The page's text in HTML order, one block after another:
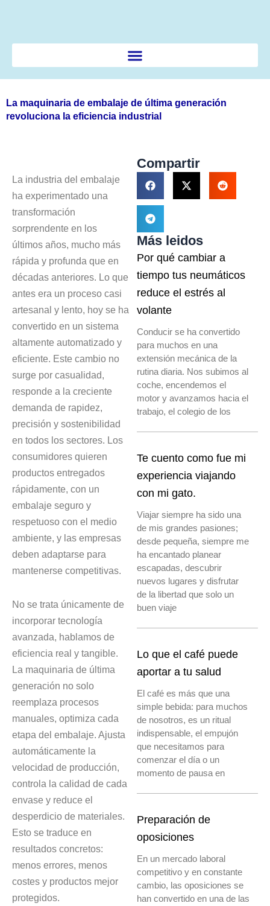
La maquinaria de embalaje de última generación
revoluciona la eficiencia industrial
La industria del embalaje
ha experimentado una
transformación
sorprendente en los
últimos años, mucho más
rápida y profunda que en
décadas anteriores. Lo que
antes era un proceso casi
artesanal y lento, hoy se ha
convertido en un sistema
altamente automatizado y
eficiente. Este cambio no
surge por casualidad,
responde a la creciente
demanda de rapidez,
precisión y sostenibilidad
en todos los sectores. Los
consumidores quieren
productos entregados
rápidamente, con un
embalaje seguro y
respetuoso con el medio
ambiente, y las empresas
deben adaptarse para
mantenerse competitivas.
No se trata únicamente de
incorporar tecnología
avanzada, hablamos de
eficiencia real y tangible.
La maquinaria de última
generación no solo
reemplaza procesos
manuales, optimiza cada
etapa del embalaje. Ajusta
automáticamente la
velocidad de producción,
controla la calidad de cada
envase y reduce el
desperdicio de materiales.
Esto se traduce en
resultados concretos:
menos errores, menos
costes y productos mejor
protegidos.
Compartir
Más leidos
Por qué cambiar a
tiempo tus neumáticos
reduce el estrés al
volante
Conducir se ha convertido
para muchos en una
extensión mecánica de la
rutina diaria. Nos subimos al
coche, encendemos el
motor y avanzamos hacia el
trabajo, el colegio de los
Te cuento como fue mi
experiencia viajando
con mi gato.
Viajar siempre ha sido una
de mis grandes pasiones;
desde pequeña, siempre me
ha encantado planear
escapadas, descubrir
nuevos lugares y disfrutar
de la libertad que solo un
buen viaje
Lo que el café puede
aportar a tu salud
El café es más que una
simple bebida: para muchos
de nosotros, es un ritual
indispensable, el empujón
que necesitamos para
comenzar el día o un
momento de pausa en
Preparación de
oposiciones
En un mercado laboral
competitivo y en constante
cambio, las oposiciones se
han convertido en una de las